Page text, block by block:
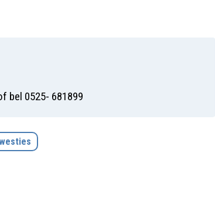
bel 0525- 681899